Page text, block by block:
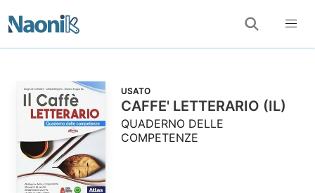
USATO
CAFFE' LETTERARIO (IL)
QUADERNO DELLE
COMPETENZE